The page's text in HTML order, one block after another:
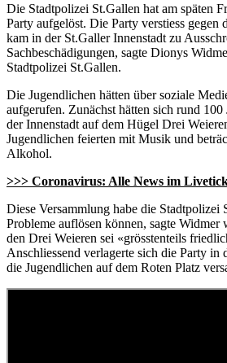
Die Stadtpolizei St.Gallen hat am späten
Party aufgelöst. Die Party verstiess gegen
kam in der St.Galler Innenstadt zu
Sachbeschädigungen, sagte Dionys
Stadtpolizei St.Gallen.
Die Jugendlichen hätten über soziale
aufgerufen. Zunächst hätten sich rund 100
der Innenstadt auf dem Hügel Drei
Jugendlichen feierten mit Musik und
Alkohol.
>>> Coronavirus: Alle News im
Diese Versammlung habe die Stadtpolizei
Probleme auflösen können, sagte Widmer
den Drei Weieren sei «grösstenteils
Anschliessend verlagerte sich die Party in
die Jugendlichen auf dem Roten Platz